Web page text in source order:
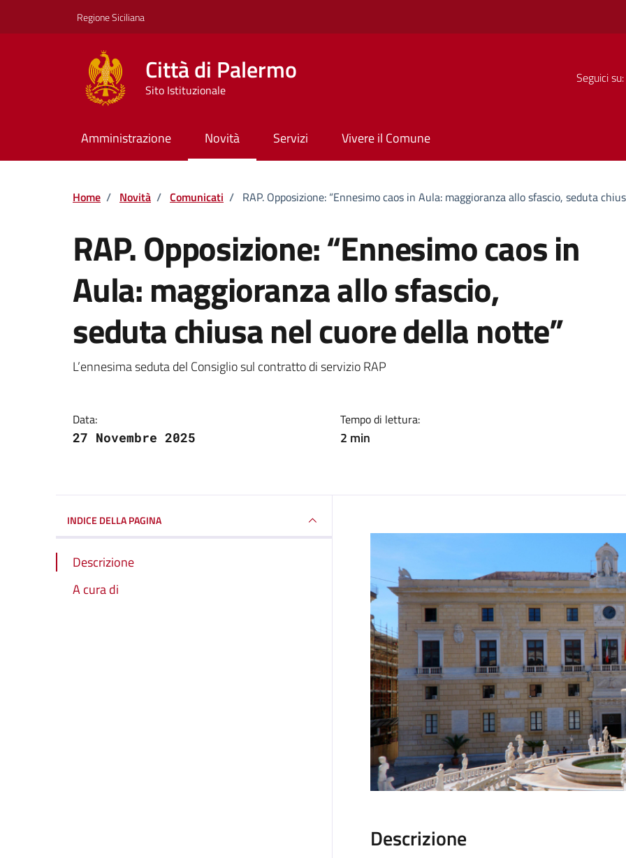
Regione Siciliana
Città di Palermo
Sito Istituzionale
Seguici su:
Amministrazione Novità Servizi Vivere il Comune
Home / Novità / Comunicati / RAP. Opposizione: “Ennesimo caos in Aula: maggioranza allo sfascio, seduta
RAP. Opposizione: “Ennesimo caos in
Aula: maggioranza allo sfascio,
seduta chiusa nel cuore della notte”
Dettagli della notizia
L’ennesima seduta del Consiglio sul contratto di servizio RAP
Data:
27 Novembre 2025
Tempo di lettura:
2 min
INDICE DELLA PAGINA
Descrizione
A cura di
Descrizione